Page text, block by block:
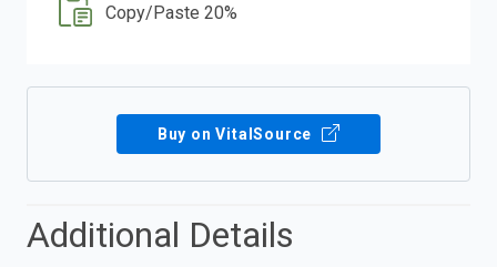
Copy/Paste 20%
Buy on VitalSource
Additional Details